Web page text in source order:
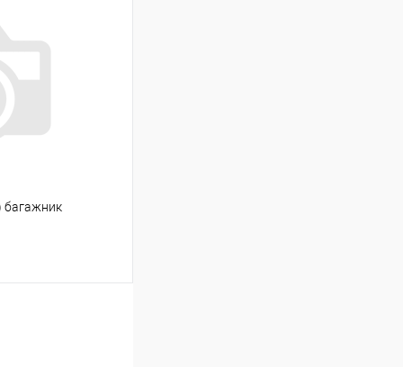
Сравнение
Под заказ
багажник